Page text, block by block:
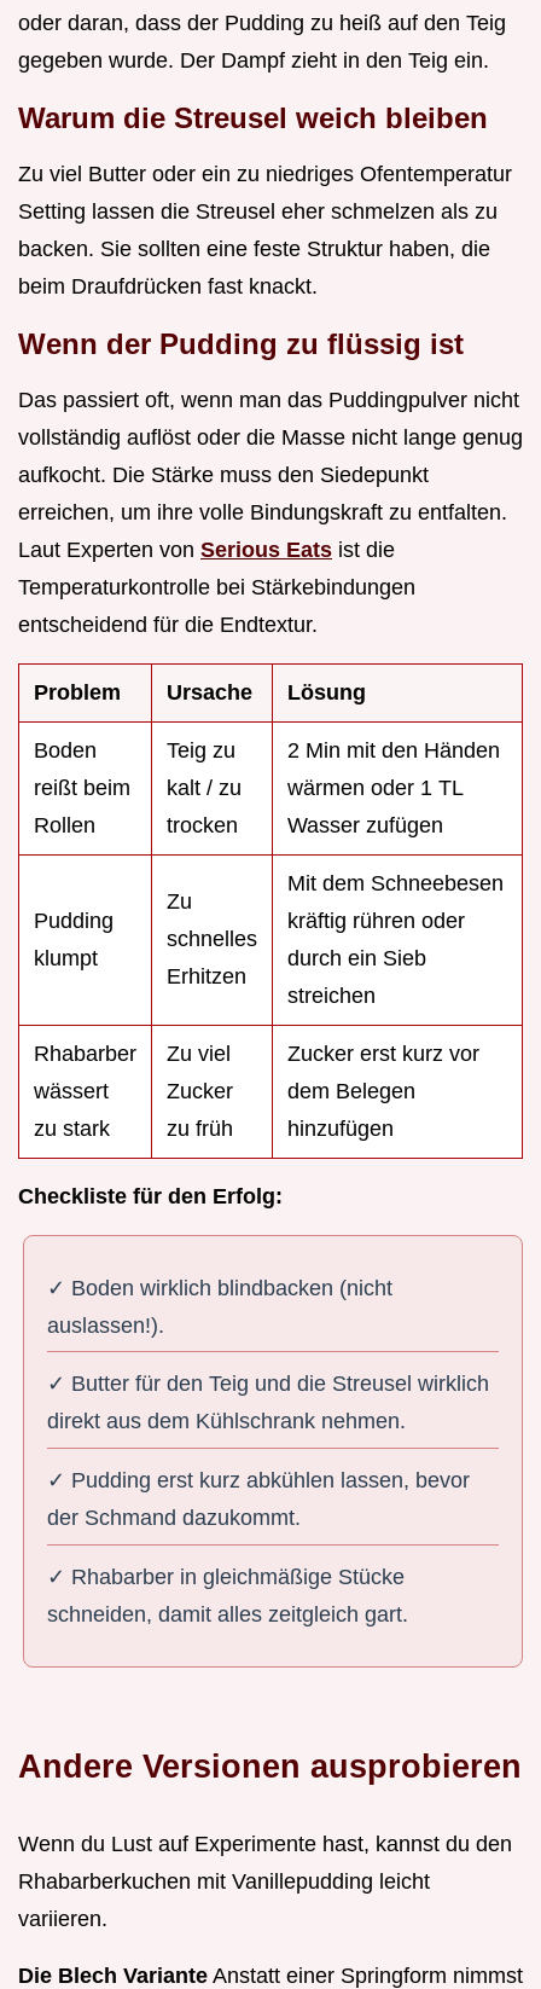
oder daran, dass der Pudding zu heiß auf den Teig
gegeben wurde. Der Dampf zieht in den Teig ein.
Warum die Streusel weich bleiben
Zu viel Butter oder ein zu niedriges Ofentemperatur
Setting lassen die Streusel eher schmelzen als zu
backen. Sie sollten eine feste Struktur haben, die
beim Draufdrücken fast knackt.
Wenn der Pudding zu flüssig ist
Das passiert oft, wenn man das Puddingpulver nicht
vollständig auflöst oder die Masse nicht lange genug
aufkocht. Die Stärke muss den Siedepunkt
erreichen, um ihre volle Bindungskraft zu entfalten.
Laut Experten von Serious Eats ist die
Temperaturkontrolle bei Stärkebindungen
entscheidend für die Endtextur.
Problem Ursache Lösung
Boden
reißt beim
Rollen
Teig zu
kalt / zu
trocken
2 Min mit den Händen
wärmen oder 1 TL
Wasser zufügen
Pudding
klumpt
Zu
schnelles
Erhitzen
Mit dem Schneebesen
kräftig rühren oder
durch ein Sieb
streichen
Rhabarber
wässert
zu stark
Zu viel
Zucker
zu früh
Zucker erst kurz vor
dem Belegen
hinzufügen
Checkliste für den Erfolg:
✓ Boden wirklich blindbacken (nicht
auslassen!).
✓ Butter für den Teig und die Streusel wirklich
direkt aus dem Kühlschrank nehmen.
✓ Pudding erst kurz abkühlen lassen, bevor
der Schmand dazukommt.
✓ Rhabarber in gleichmäßige Stücke
schneiden, damit alles zeitgleich gart.
Andere Versionen ausprobieren
Wenn du Lust auf Experimente hast, kannst du den
Rhabarberkuchen mit Vanillepudding leicht
variieren.
Die Blech Variante Anstatt einer Springform nimmst